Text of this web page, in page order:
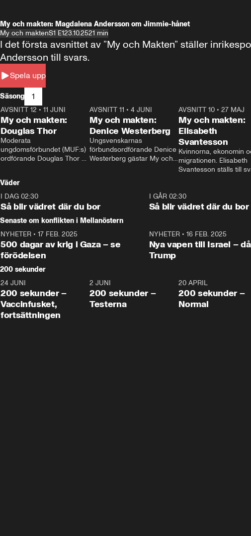
My och makten: Magdalena Andersson om Jimmie-hånet
My och maktenS1 E123.10.2521 min
Spela upp
I det första avsnittet av ”My och Makten” ställer
Andersson till svars.
Säsong 1
26:27
AVSNITT 12 • 11 JUNI
My och makten:
Douglas Thor
Moderata
ungdomsförbundet (MUF:s)
ordförande Douglas Thor
tonårsutvisningarna och hur
Moderaterna ska locka
väljare till valet i höst.
23:40
AVSNITT 11 •4 JUNI
My och makten:
Denice Westerberg
Ungsvenskarnas
förbundsordförande Denice
Westerberg gästar My och
AVSNITT 10 •27 MAJ
My och makten:
Elisabeth
Svantesson
Kvinnorna, ekonomin
migrationen. Elisabeth
Svantesson ställs till
Väder
I DAG 02:30
Så blir vädret där du bor
I GÅR 02:30
Så blir vädret där du bor
Senaste om konflikten i Mellanöstern
NYHETER • 17 FEB. 2025
500 dagar av krig i Gaza – se
förödelsen
NYHETER• 16 FEB. 2025
Nya vapen till Israel –
Trump
200 sekunder
5:00
24 JUNI
200 sekunder –
Vaccinfusket,
fortsättningen
4:23
2 JUNI
200 sekunder –
Testerna
20 APRIL
200 sekunder –
Normal